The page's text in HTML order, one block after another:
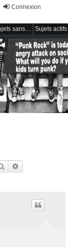
Connexion
Sujets sans réponse Sujets actifs
Rechercher